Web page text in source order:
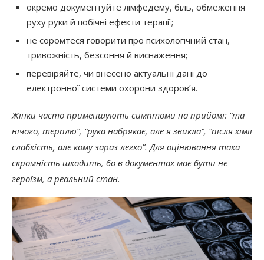
окремо документуйте лімфедему, біль, обмеження
руху руки й побічні ефекти терапії;
не соромтеся говорити про психологічний стан,
тривожність, безсоння й виснаження;
перевіряйте, чи внесено актуальні дані до
електронної системи охорони здоров’я.
Жінки часто применшують симптоми на прийомі: “та
нічого, терплю”, “рука набрякає, але я звикла”, “після хімії
слабкість, але кому зараз легко”. Для оцінювання така
скромність шкодить, бо в документах має бути не
героїзм, а реальний стан.